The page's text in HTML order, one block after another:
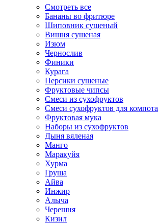
Смотреть все
Бананы во фритюре
Шиповник сушеный
Вишня сушеная
Изюм
Чернослив
Финики
Курага
Персики сушеные
Фруктовые чипсы
Смеси из сухофруктов
Смеси сухофруктов для компота
Фруктовая мука
Наборы из сухофруктов
Дыня вяленая
Манго
Маракуйя
Хурма
Груша
Айва
Инжир
Алыча
Черешня
Кизил